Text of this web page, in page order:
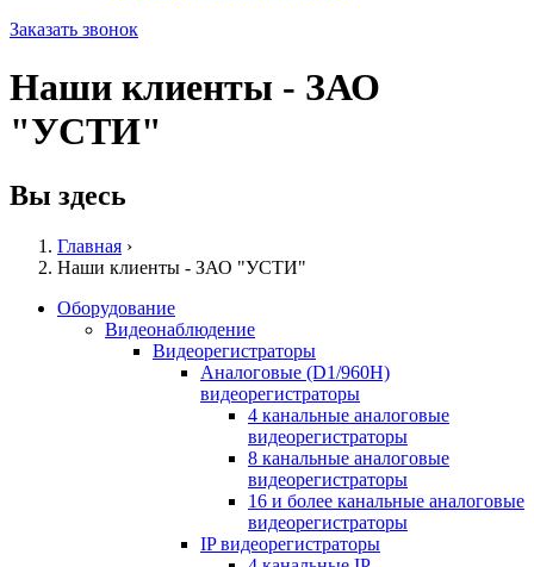
Заказать звонок
Наши клиенты - ЗАО
"УСТИ"
Вы здесь
Главная ›
Наши клиенты - ЗАО "УСТИ"
Оборудование
Видеонаблюдение
Видеорегистраторы
Аналоговые (D1/960H)
видеорегистраторы
4 канальные аналоговые
видеорегистраторы
8 канальные аналоговые
видеорегистраторы
16 и более канальные аналоговые
видеорегистраторы
IP видеорегистраторы